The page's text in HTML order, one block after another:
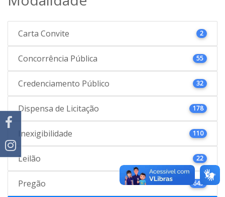
Carta Convite 2
Concorrência Pública 55
Credenciamento Público 32
Dispensa de Licitação 178
Inexigibilidade 110
Leilão 22
Pregão 645